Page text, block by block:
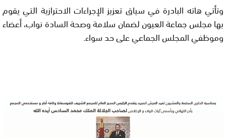
وتأتي هاته البادرة في سياق تعزيز الإجراءات الاحترازية التي يقوم
بها مجلس جماعة العيون لضمان سلامة وصحة السادة نواب، أعضاء
وموظفي المجلس الجماعي على حد سواء.